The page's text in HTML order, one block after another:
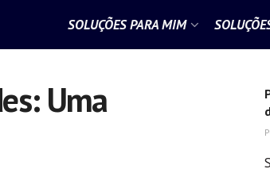
SOLUÇÕES PARA MIM
Uma